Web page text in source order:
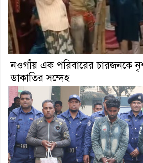
নওগাঁয় এক পরিবারের চারজনকে
ডাকাতির সন্দেহ